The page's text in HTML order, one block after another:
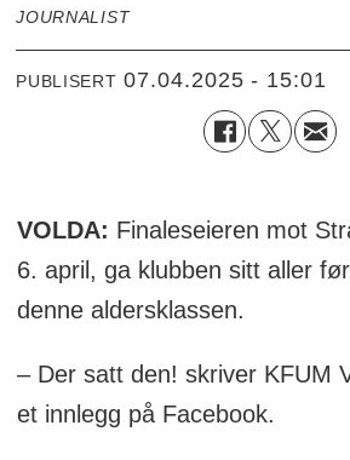
JOURNALIST
PUBLISERT 07.04.2025 - 15:01
VOLDA: Finaleseieren mot
6. april, ga klubben sitt aller
denne aldersklassen.
– Der satt den! skriver KFUM
et innlegg på Facebook.